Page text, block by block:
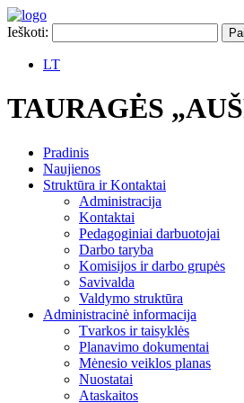
Ieškoti:
LT
TAURAGĖS
Pradinis
Naujienos
Struktūra ir Kontaktai
Administracija
Kontaktai
Pedagoginiai darbuotojai
Darbo taryba
Komisijos ir darbo grupės
Savivalda
Valdymo struktūra
Administracinė informacija
Tvarkos ir taisyklės
Planavimo dokumentai
Mėnesio veiklos planas
Nuostatai
Ataskaitos